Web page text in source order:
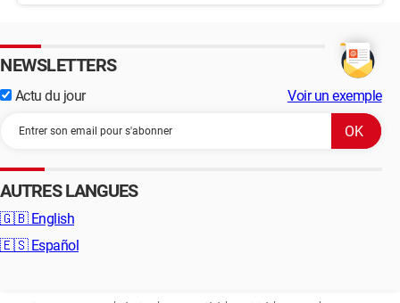
NEWSLETTERS
Actu du jour Voir un exemple
AUTRES LANGUES
🇬🇧 English
🇪🇸 Español